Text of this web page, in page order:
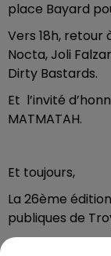
place Bayard
Vers 18h,
Nocta, Joli
Dirty Bastards.
Et l’invité
MATMATAH.
Et toujours,
La 26ème édition
publiques de
Les tournois de